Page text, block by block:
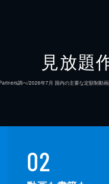
見放題
調べ/2026年7⽉ 国内の主要な定額制動
02